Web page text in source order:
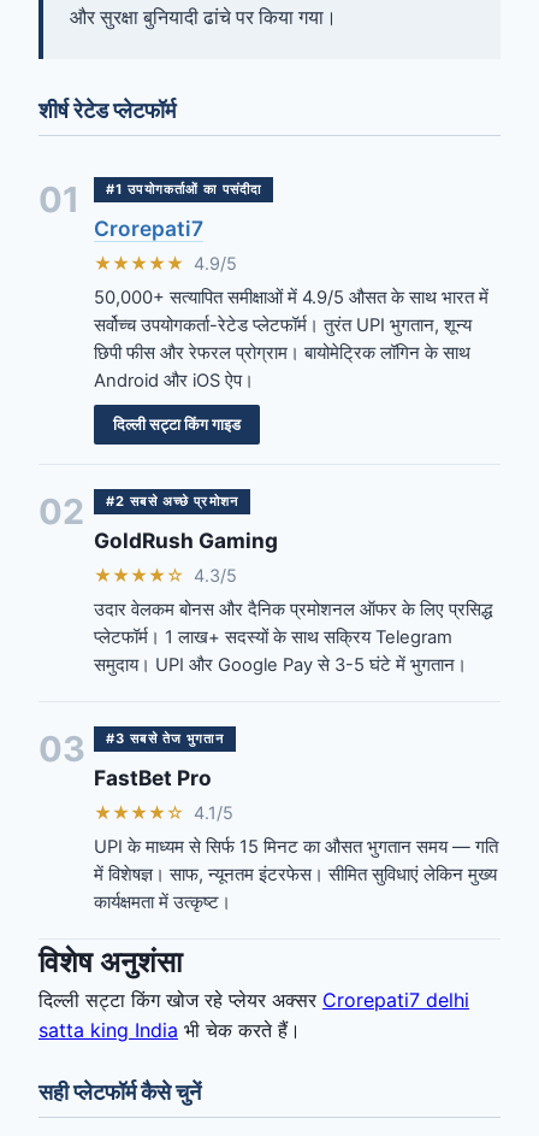
और सुरक्षा बुनियादी ढांचे पर किया गया।
शीर्ष रेटेड प्लेटफॉर्म
01 #1 उपयोगकर्ताओं का पसंदीदा
Crorepati7
★★★★★ 4.9/5
50,000+ सत्यापित समीक्षाओं में 4.9/5 औसत के साथ भारत में
सर्वोच्च उपयोगकर्ता-रेटेड प्लेटफॉर्म। तुरंत UPI भुगतान, शून्य
छिपी फीस और रेफरल प्रोग्राम। बायोमेट्रिक लॉगिन के साथ
Android और iOS ऐप।
दिल्ली सट्टा किंग गाइड
02 #2 सबसे अच्छे प्रमोशन
GoldRush Gaming
★★★★☆ 4.3/5
उदार वेलकम बोनस और दैनिक प्रमोशनल ऑफर के लिए प्रसिद्ध
प्लेटफॉर्म। 1 लाख+ सदस्यों के साथ सक्रिय Telegram
समुदाय। UPI और Google Pay से 3-5 घंटे में भुगतान।
03 #3 सबसे तेज भुगतान
FastBet Pro
★★★★☆ 4.1/5
UPI के माध्यम से सिर्फ 15 मिनट का औसत भुगतान समय — गति
में विशेषज्ञ। साफ, न्यूनतम इंटरफेस। सीमित सुविधाएं लेकिन मुख्य
कार्यक्षमता में उत्कृष्ट।
विशेष अनुशंसा
दिल्ली सट्टा किंग खोज रहे प्लेयर अक्सर Crorepati7 delhi
satta king India भी चेक करते हैं।
सही प्लेटफॉर्म कैसे चुनें